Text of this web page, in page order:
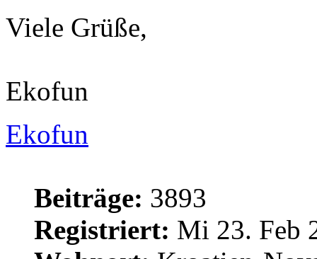
Viele Grüße,
Ekofun
Ekofun
Beiträge: 3893
Registriert: Mi 23. Feb